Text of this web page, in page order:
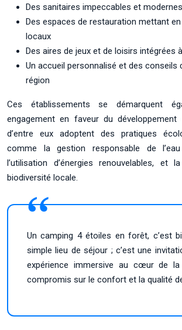
Des sanitaires impeccables et modernes
Des espaces de restauration mettant
locaux
Des aires de jeux et de loisirs intégrées
Un accueil personnalisé et des conseils
région
Ces établissements se démarquent
engagement en faveur du développement
d’entre eux adoptent des pratiques
comme la gestion responsable de
l’utilisation d’énergies renouvelables, et
biodiversité locale.
Un camping 4 étoiles en forêt, c’est
simple lieu de séjour ; c’est une
expérience immersive au cœur de la
compromis sur le confort et la qualité